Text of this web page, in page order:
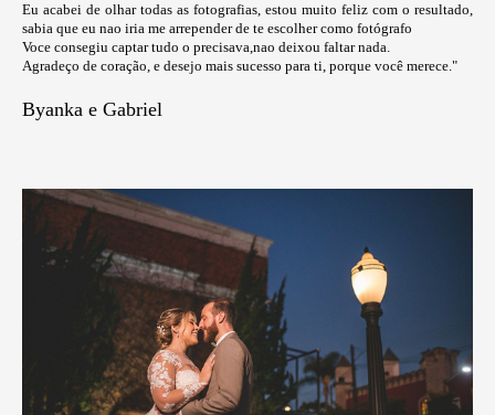
Eu acabei de olhar todas as fotografias, estou muito feliz com o resultado,
sabia que eu nao iria me arrepender de te escolher como fotógrafo
Voce consegiu captar tudo o precisava,nao deixou faltar nada.
Agradeço de coração, e desejo mais sucesso para ti, porque você merece."
Byanka e Gabriel